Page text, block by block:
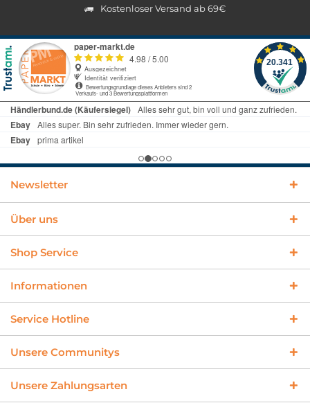
Kostenloser Versand ab 69€
Newsletter
Über uns
Shop Service
Informationen
Service Hotline
Unsere Communitys
Unsere Zahlungsarten